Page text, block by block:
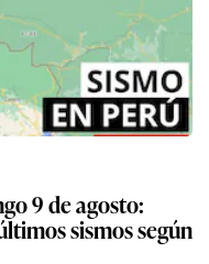
9 de agosto:
sismos según